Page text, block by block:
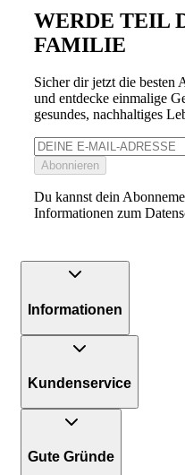
WERDE TEIL
FAMILIE
Sicher dir jetzt die besten
und entdecke einmalige
gesundes, nachhaltiges
Abonnieren
Du kannst dein
Informationen zum
Informationen
Kundenservice
Gute Gründe